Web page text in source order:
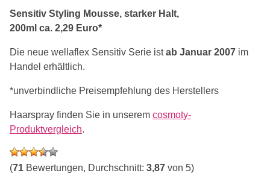
Sensitiv Styling Mousse, starker Halt,
200ml ca. 2,29 Euro*
Die neue wellaflex Sensitiv Serie istab Januar 2007 im
Handel erhältlich.
*unverbindliche Preisempfehlung des Herstellers
Haarspray finden Sie in unserem cosmoty-
Produktvergleich.
(71 Bewertungen, Durchschnitt: 3,87 von 5)